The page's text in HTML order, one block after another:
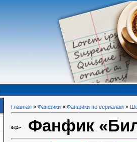
Главная » Фанфики » Фанфики по сериалам »
Фанфик